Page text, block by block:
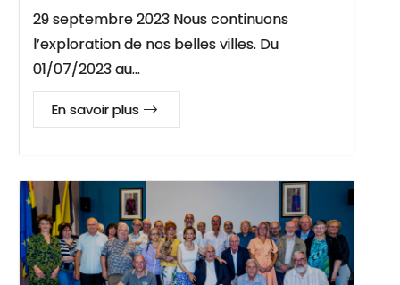
29 septembre 2023 Nous continuons
l’exploration de nos belles villes. Du
01/07/2023 au…
En savoir plus